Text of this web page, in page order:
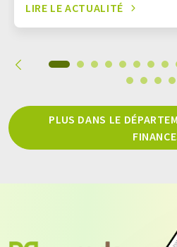
LIRE LE ACTUALITÉ
PLUS DANS LE